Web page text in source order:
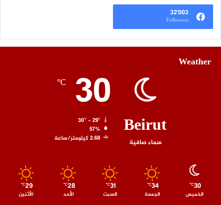
32٬003
Followers
Weather
Beirut
سماء صافية
30
℃
57%
2.68 كيلومتر/ساعة
30
℃
الخميس
34
℃
الجمعة
31
℃
السبت
28
℃
الأحد
29
℃
الأثنين